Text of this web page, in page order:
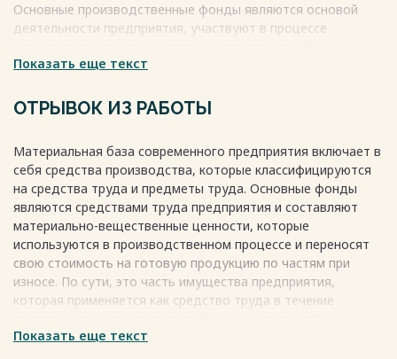
Основные производственные фонды являются основой
деятельности предприятия, участвуют в процессе
дорогостоящие средства. Они служат целям производства
множества производственных циклов. Поэтому состояние
деятельности преодприятий.
Одной из важных задач современных предприятий
является повышение эффективности производства и
качества продукции, а также повышение отдачи на
основные фонды, которые являются материальной
основой производства и ключевым фактором
производительности национальной экономики. Имеется в
виду, что основные фонды изнашиваются на протяжении
продолжительного периода времени и частично переносят
работы. Поэтому эффективное использование данных
Показать еще текст
ОТРЫВОК ИЗ РАБОТЫ
Материальная база современного предприятия включает в
себя средства производства, которые классифицируются
на средства труда и предметы труда. Основные фонды
являются средствами труда предприятия и составляют
материально-вещественные ценности, которые
используются в производственном процессе и переносят
свою стоимость на готовую продукцию по частям при
износе. По сути, это часть имущества предприятия,
которая применяется как средство труда в течение
полезного использования определяет период, в течение
Показать еще текст